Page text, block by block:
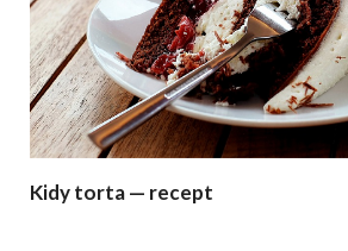
Kidy torta — recept